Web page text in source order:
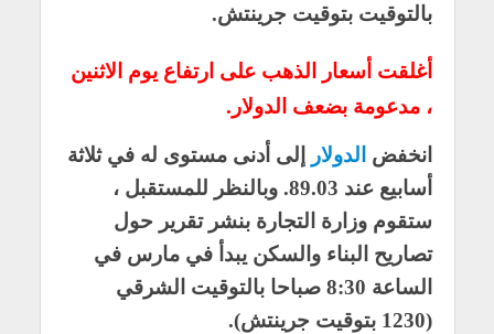
بالتوقيت بتوقيت جرينتش.
أغلقت أسعار الذهب على ارتفاع يوم الاثنين
، مدعومة بضعف الدولار.
انخفض الدولار
إلى أدنى مستوى له في ثلاثة
أسابيع عند 89.03.
وبالنظر للمستقبل ،
ستقوم وزارة التجارة بنشر تقرير حول
تصاريح البناء والسكن يبدأ في مارس في
الساعة 8:30 صباحا بالتوقيت الشرقي
(1230 بتوقيت جرينتش).